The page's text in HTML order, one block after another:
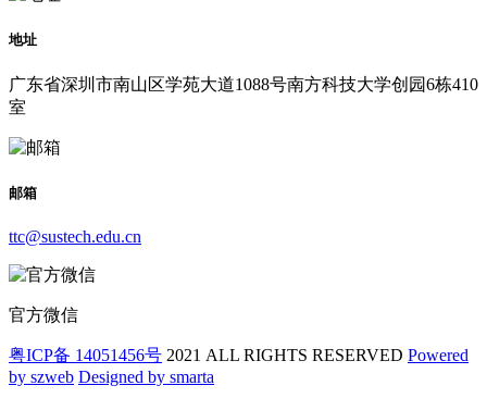
地址
广东省深圳市南山区学苑大道1088号南方科技大学创园6栋410
室
邮箱
ttc@sustech.edu.cn
官方微信
粤ICP备 14051456号 2021 ALL RIGHTS RESERVED Powered
by szweb Designed by smarta